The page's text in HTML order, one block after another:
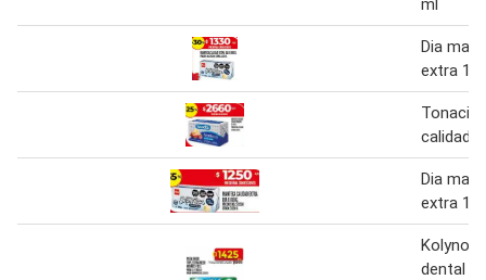
Dia
extra
calidad
Dia
extra
Kolynos
dental